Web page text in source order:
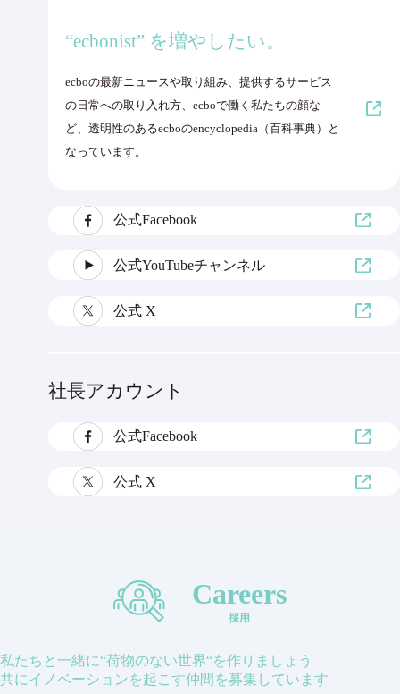
“ecbonist” を増やしたい。
ecboの最新ニュースや取り組み、提供するサービス
の日常への取り入れ方、ecboで働く私たちの顔な
ど、透明性のあるecboのencyclopedia（百科事典）と
なっています。
公式Facebook
公式YouTubeチャンネル
公式 X
社長アカウント
公式Facebook
公式 X
Careers
採用
私たちと一緒に“荷物のない世界“を作りましょう
共にイノベーションを起こす仲間を募集しています